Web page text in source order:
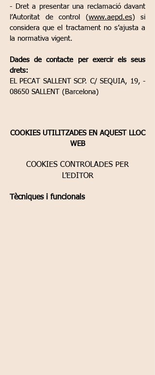
- Dret a presentar una reclamació davant
l’Autoritat de control (www.aepd.es) si
considera que el tractament no s’ajusta a
la normativa vigent.
Dades de contacte per exercir els seus
drets:
EL PECAT SALLENT SCP. C/ SEQUIA, 19, -
08650 SALLENT (Barcelona)
COOKIES UTILITZADES EN AQUEST LLOC
WEB
COOKIES CONTROLADES PER
L’EDITOR
Tècniques i funcional s